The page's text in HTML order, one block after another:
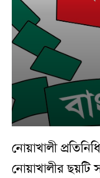
নোয়াখালী
নোয়াখালীর ছয়টি